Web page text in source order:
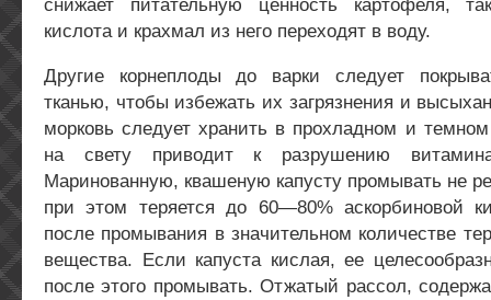
снижает питательную ценность картофеля,
кислота и крахмал из него переходят в воду.
Другие корнеплоды до варки следует
тканью, чтобы избежать их загрязнения и
морковь следует хранить в прохладном и
на свету приводит к разрушению
Маринованную, квашеную капусту промывать не
при этом теряется до 60—80% аскорбиновой
после промывания в значительном количестве
вещества. Если капуста кислая, ее
после этого промывать. Отжатый рассол,